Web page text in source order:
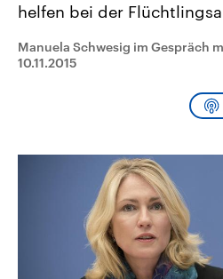
und Hintergründe zu den Parteien
Wahl.
Sendungen Programm
Audio-Archiv
helfen bei der
Manuela Schwesig im Gespräch
10.11.2015